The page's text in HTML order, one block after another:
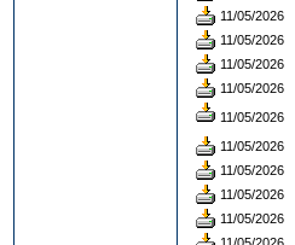
11/05/2026
11/05/2026
11/05/2026
11/05/2026
11/05/2026
11/05/2026
11/05/2026
11/05/2026
11/05/2026